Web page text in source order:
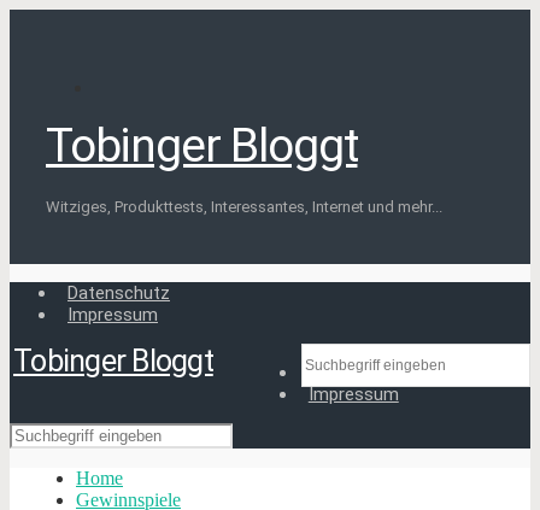
Tobinger Bloggt
Witziges, Produkttests, Interessantes, Internet und mehr...
Datenschutz
Impressum
Tobinger Bloggt
Datenschutz
Impressum
Home
Gewinnspiele